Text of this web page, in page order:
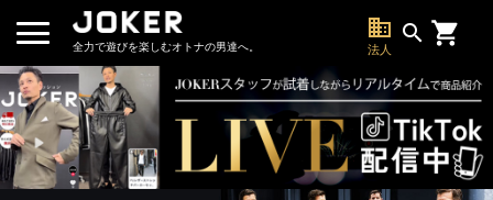
全力で遊びを楽しむオトナの男達へ。
business
法人
search